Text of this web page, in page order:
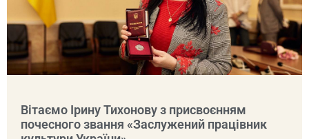
Вітаємо Ірину Тихонову з присвоєнням
почесного звання «Заслужений працівник